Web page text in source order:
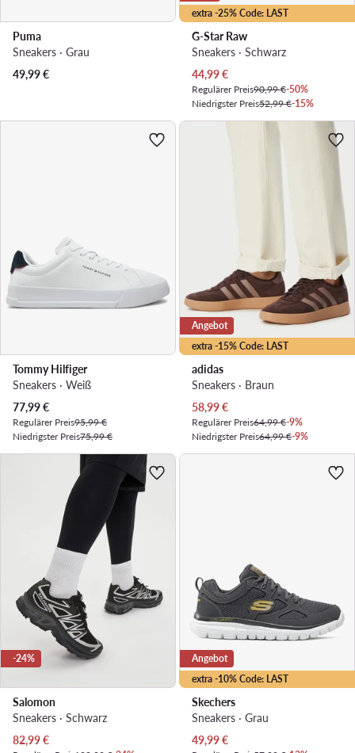
Puma
Sneakers · Grau
49,99€
extra -25% Code: LAST
G-Star Raw
Sneakers · Schwarz
Aktueller Preis
44,99€
Regulärer Preis90,99 €-50%
Niedrigster Preis52,99 €-15%
Tommy Hilfiger
Sneakers · Weiß
Aktueller Preis
77,99€
Regulärer Preis95,99 €
Niedrigster Preis75,99 €
extra -15% Code: LAST
Angebot
adidas
Sneakers · Braun
Aktueller Preis
58,99€
Regulärer Preis64,99 €-9%
Niedrigster Preis64,99 €-9%
-24%
Salomon
Sneakers · Schwarz
Aktueller Preis
82,99€
extra -10% Code: LAST
Angebot
Skechers
Sneakers · Grau
Aktueller Preis
49,99€